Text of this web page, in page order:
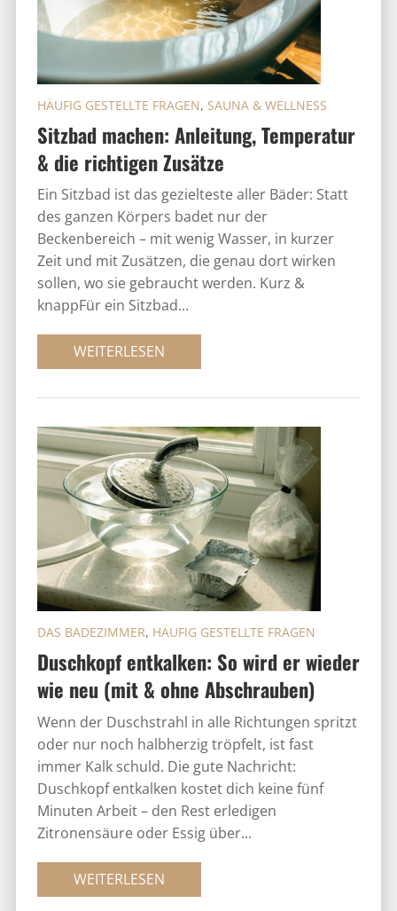
Sitzbad machen: Anleitung, Temperatur
& die richtigen Zusätze
HÄUFIG GESTELLTE FRAGEN, SAUNA & WELLNESS
Ein Sitzbad ist das gezielteste aller Bäder: Statt
des ganzen Körpers badet nur der
Beckenbereich – mit wenig Wasser, in kurzer
Zeit und mit Zusätzen, die genau dort wirken
sollen, wo sie gebraucht werden. Kurz &
knappFür ein Sitzbad...
WEITERLESEN
Duschkopf entkalken: So wird er wieder
wie neu (mit & ohne Abschrauben)
DAS BADEZIMMER, HÄUFIG GESTELLTE FRAGEN
Wenn der Duschstrahl in alle Richtungen spritzt
oder nur noch halbherzig tröpfelt, ist fast
immer Kalk schuld. Die gute Nachricht:
Duschkopf entkalken kostet dich keine fünf
Minuten Arbeit – den Rest erledigen
Zitronensäure oder Essig über...
WEITERLESEN